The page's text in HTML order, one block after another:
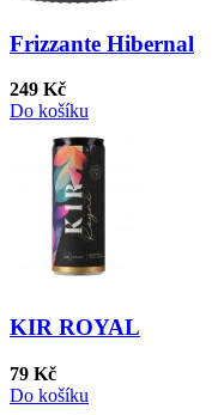
Frizzante Hibernal
249 Kč
Do košíku
KIR ROYAL
79 Kč
Do košíku